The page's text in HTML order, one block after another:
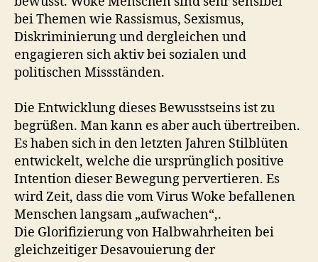
bei Themen wie Rassismus, Sexismus,
Diskriminierung und dergleichen und
engagieren sich aktiv bei sozialen und
politischen Missständen.
Die Entwicklung dieses Bewusstseins ist zu
begrüßen. Man kann es aber auch übertreiben.
Es haben sich in den letzten Jahren Stilblüten
entwickelt, welche die ursprünglich positive
Intention dieser Bewegung pervertieren. Es
wird Zeit, dass die vom Virus Woke befallenen
Menschen langsam „aufwachen“,.
Die Glorifizierung von Halbwahrheiten bei
gleichzeitiger Desavouierung der